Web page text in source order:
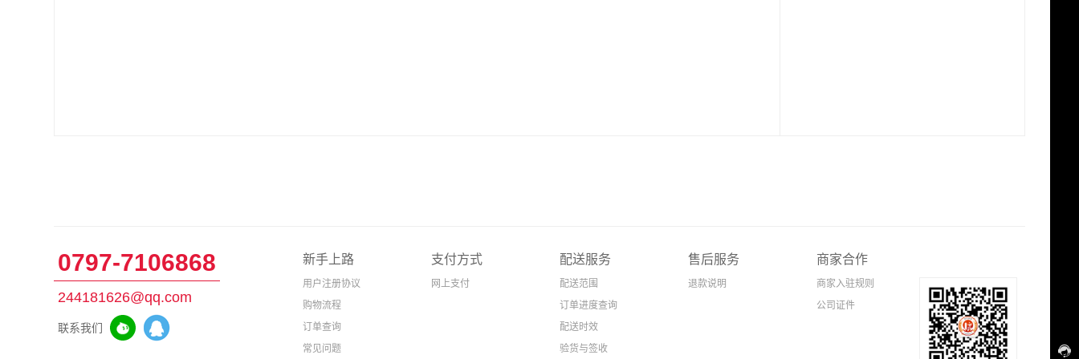

0797-7106868
244181626@qq.com
联系我们
新手上路
用户注册协议
购物流程
订单查询
常见问题
支付方式
网上支付
配送服务
配送范围
订单进度查询
配送时效
验货与签收
售后服务
退款说明
商家合作
商家入驻规则
公司证件